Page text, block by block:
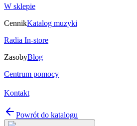
W sklepie
CennikKatalog muzyki
Radia In-store
ZasobyBlog
Centrum pomocy
Kontakt
Powrót do katalogu